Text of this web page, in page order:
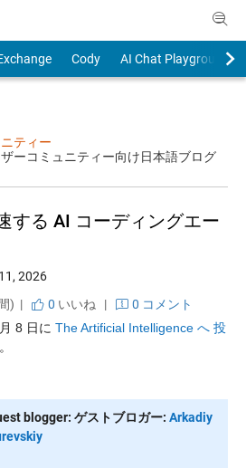
Cody
AI Chat Playground
ティー
ーコミュニティー向け日本語ブログ
する AI コーディングエー
2026
) |
0 いいね |
0 コメント
8 日に The Artificial Intelligence へ 投
blogger: ゲストブロガー: Arkadiy